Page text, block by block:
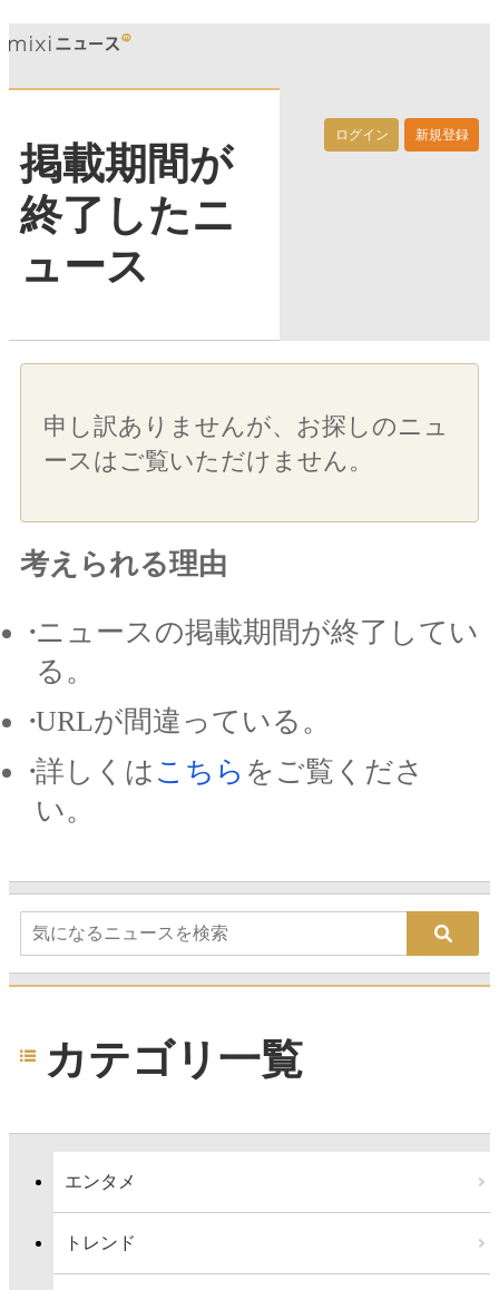
ログイン 新規登録
掲載期間が
終了したニ
ュース
申し訳ありませんが、お探しのニュ
ースはご覧いただけません。
考えられる理由
ニュースの掲載期間が終了してい
る。
URLが間違っている。
詳しくは こちら をご覧くださ
い。
カテゴリ一覧
エンタメ
トレンド